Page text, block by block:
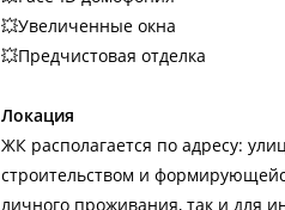
💥Увеличенные окна
💥Предчистовая отделка
Локация
ЖК располагается по адресу:
строительством и
личного проживания, так и для